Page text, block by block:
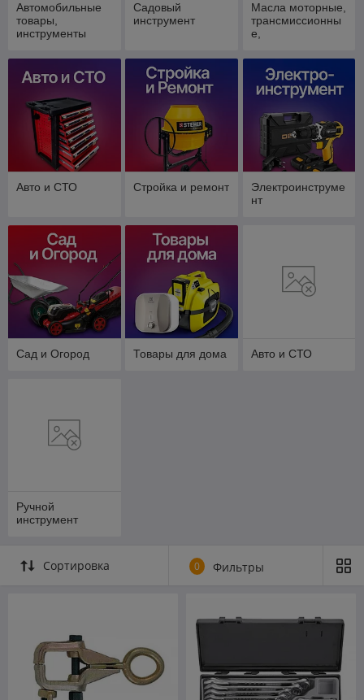
Автомобильные
товары,
инструменты
Садовый
инструмент
Масла моторные,
трансмиссионны
е,
для смазки цепей
Авто и СТО Стройка и ремонт
Электроинструме
нт
Сад и Огород Товары для дома Авто и СТО
Ручной
инструмент
Сортировка 0 Фильтры